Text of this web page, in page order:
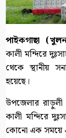
পাইকগাছা
কালী মন্দিরে
থেকে স্থানীয়
হয়েছে।
উপজেলার রাড়ুলী
কালী মন্দিরে
কোনো এক সময়ে এ